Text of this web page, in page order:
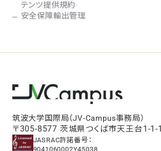
テンツ提供規約
安全保障輸出管理
筑波大学国際局（JV-Campus事務局）
〒305-8577 茨城県つくば市天王台1-1-1
JASRAC許諾番号：
9041060002Y45038